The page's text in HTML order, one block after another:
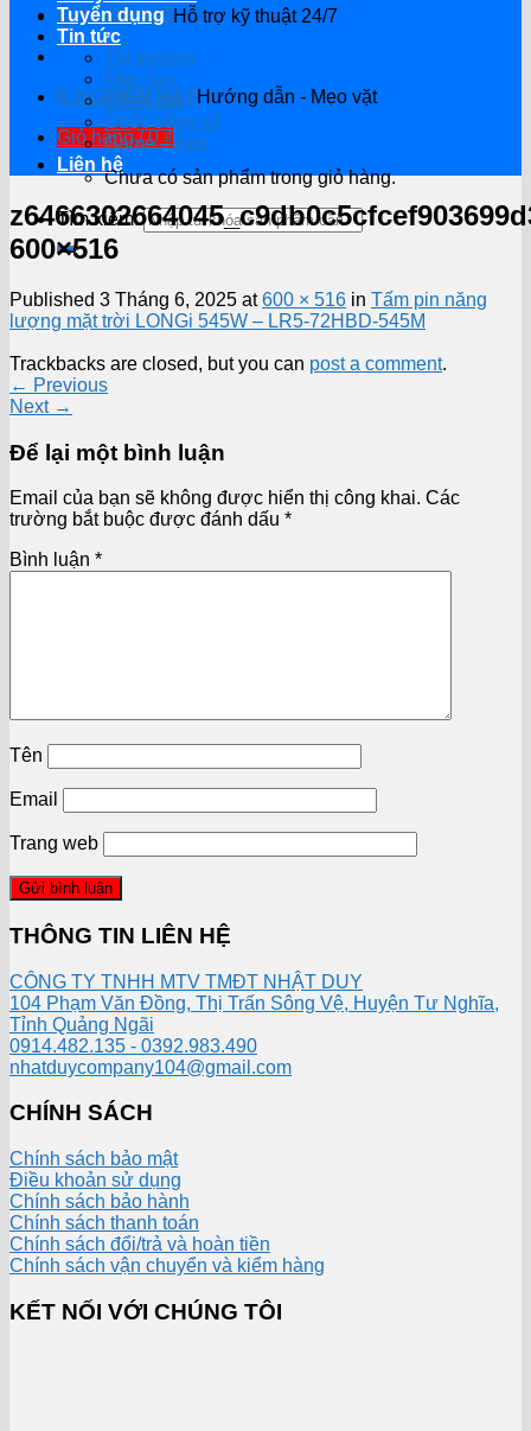
0914.482.135Hỗ trợ kỹ thuật 24/7
K.NGHIỆM HAYHướng dẫn - Mẹo vặt
Giỏ hàng /0₫
Chưa có sản phẩm trong giỏ hàng.
Tìm kiếm:
Tuyển dụng
Tin tức
Thị trường
Mẹo hay
Đánh giá
Cuộc sống số
Game – App
Liên hệ
600×516
Published 3 Tháng 6, 2025 at600 × 516 in Tấm pin năng
lượng mặt trời LONGi 545W – LR5-72HBD-545M
Trackbacks are closed, but you can post a comment.
← Previous
Next →
Để lại một bình luận
Email của bạn sẽ không được hiển thị công khai. Các
trường bắt buộc được đánh dấu *
Bình luận *
Tên
Email
Trang web
THÔNG TIN LIÊN HỆ
CÔNG TY TNHH MTV TMĐT NHẬT DUY
104 Phạm Văn Đồng, Thị Trấn Sông Vệ, Huyện Tư Nghĩa,
Tỉnh Quảng Ngãi
0914.482.135 - 0392.983.490
nhatduycompany104@gmail.com
CHÍNH SÁCH
Chính sách bảo mật
Điều khoản sử dụng
Chính sách bảo hành
Chính sách thanh toán
Chính sách đổi/trả và hoàn tiền
Chính sách vận chuyển và kiểm hàng
KẾT NỐI VỚI CHÚNG TÔI